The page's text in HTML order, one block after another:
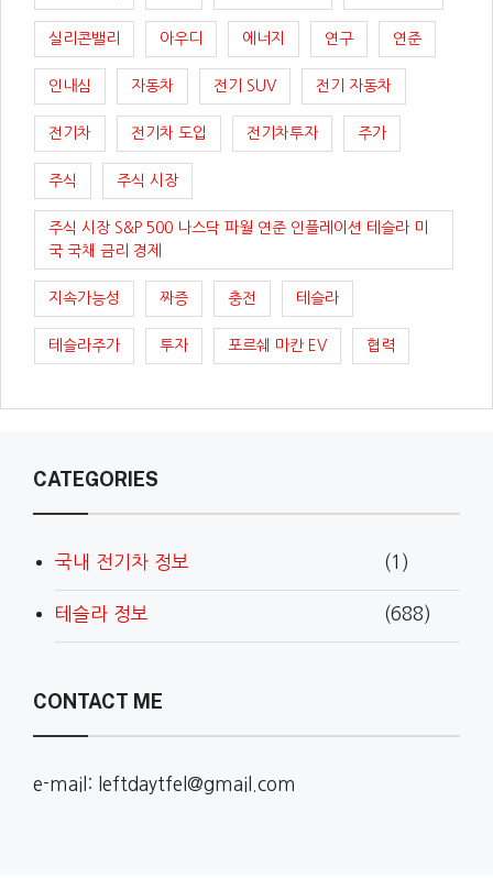
실리콘밸리 아우디 에너지 연구 연준
인내심 자동차 전기 SUV 전기 자동차
전기차 전기차 도입 전기차투자 주가
주식 주식 시장
주식 시장 S&P 500 나스닥 파월 연준 인플레이션 테슬라 미
국 국채 금리 경제
지속가능성 짜증 충전 테슬라
테슬라주가 투자 포르쉐 마칸 EV 협력
CATEGORIES
국내 전기차 정보 (1)
테슬라 정보 (688)
CONTACT ME
e-mail: leftdaytfel@gmail.com